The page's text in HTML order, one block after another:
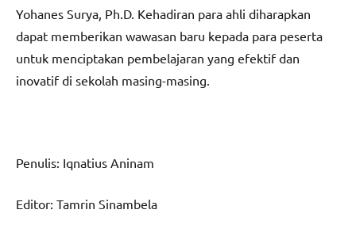
Yohanes Surya, Ph.D. Kehadiran para ahli diharapkan
dapat memberikan wawasan baru kepada para peserta
untuk menciptakan pembelajaran yang efektif dan
inovatif di sekolah masing-masing.
Penulis: Iqnatius Aninam
Editor: Tamrin Sinambela